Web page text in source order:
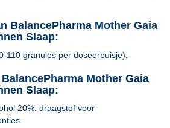
BalancePharma Mother Gaia
Slaap:
110 granules per doseerbuisje).
Mother Gaia
Slaap:
20%: draagstof voor